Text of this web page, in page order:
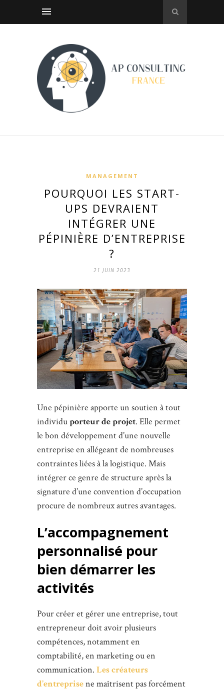
MANAGEMENT
POURQUOI LES START-
UPS DEVRAIENT
INTÉGRER UNE
PÉPINIÈRE D’ENTREPRISE
?
21 JUIN 2023
Une pépinière apporte un soutien à tout
individuporteur de projet. Elle permet
le bon développement d’une nouvelle
entreprise en allégeant de nombreuses
contraintes liées à la logistique. Mais
intégrer ce genre de structure après la
signature d’une convention d’occupation
procure de nombreux autres avantages.
L’accompagnement
personnalisé pour
bien démarrer les
activités
Pour créer et gérer une entreprise, tout
entrepreneur doit avoir plusieurs
compétences, notamment en
comptabilité, en marketing ou en
communication. Les créateurs
d’entreprisene maîtrisent pas forcément